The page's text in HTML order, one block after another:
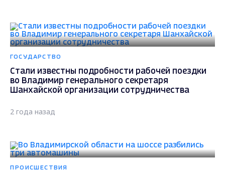
ГОСУДАРСТВО
Стали известны подробности рабочей поездки
во Владимир генерального секретаря
Шанхайской организации сотрудничества
2 года назад
ПРОИСШЕСТВИЯ